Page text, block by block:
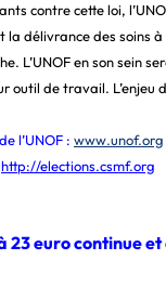
contre cette loi,
la délivrance des soins
L’UNOF en son sein
outil de travail.
l’UNOF : www.unof.org
http://elections.csmf.org
23 euro continue